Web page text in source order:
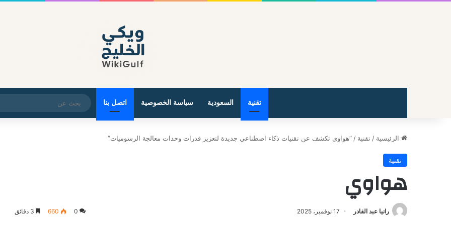
تقنية السعودية سياسة الخصوصية اتصل بنا
الرئيسية / تقنية / “هواوي تكشف عن تقنيات ذكاء اصطناعي جديدة لتعزيز قدرات وحدات معالجة الرسوميات”
تقنية
هواوي
رانيا عبد القادر 17 نوفمبر، 2025 0
660